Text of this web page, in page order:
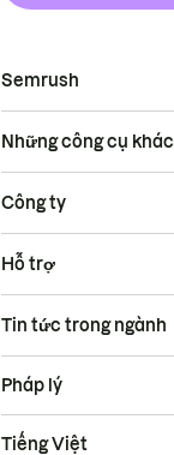
Semrush
Những công cụ khác
Công ty
Hỗ trợ
Tin tức trong ngành
Pháp lý
Tiếng Việt